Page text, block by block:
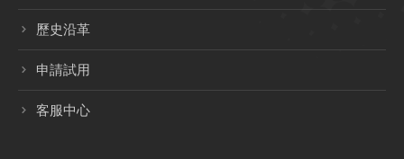
歷史沿革
申請試用
客服中心